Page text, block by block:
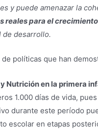
y puede amenazar la
reales para el
de desarrollo.
de políticas que han
Nutrición en la primera
1.000 días de vida,
durante este período
escolar en etapas